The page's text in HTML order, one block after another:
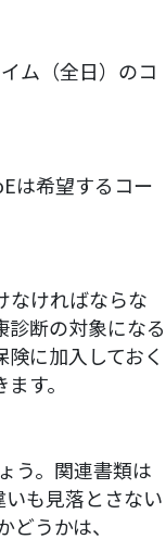
ム（全日）のコ
は希望するコー
なければならな
断の対象になる
に加入しておく
す。
う。関連書類は
も見落とさない
うかは、